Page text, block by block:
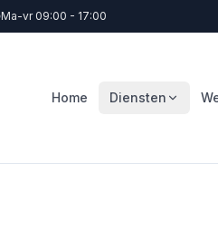
Ma-vr 09:00 - 17:00
Home Diensten